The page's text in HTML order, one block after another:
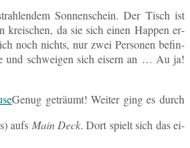
Son­nen­schein. Der Tisch ist
krei­schen, da sie sich einen Happen er­
noch nichts, nur zwei Per­so­nen be­fin­
und schwei­gen sich eisern an … Au ja!
Genug ge­träumt! Weiter ging es durch
aufs Main Deck. Dort spielt sich das ei­